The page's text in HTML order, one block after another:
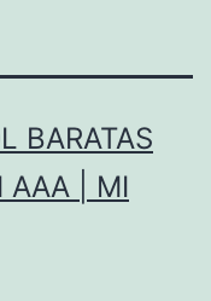
BARATAS
| MI